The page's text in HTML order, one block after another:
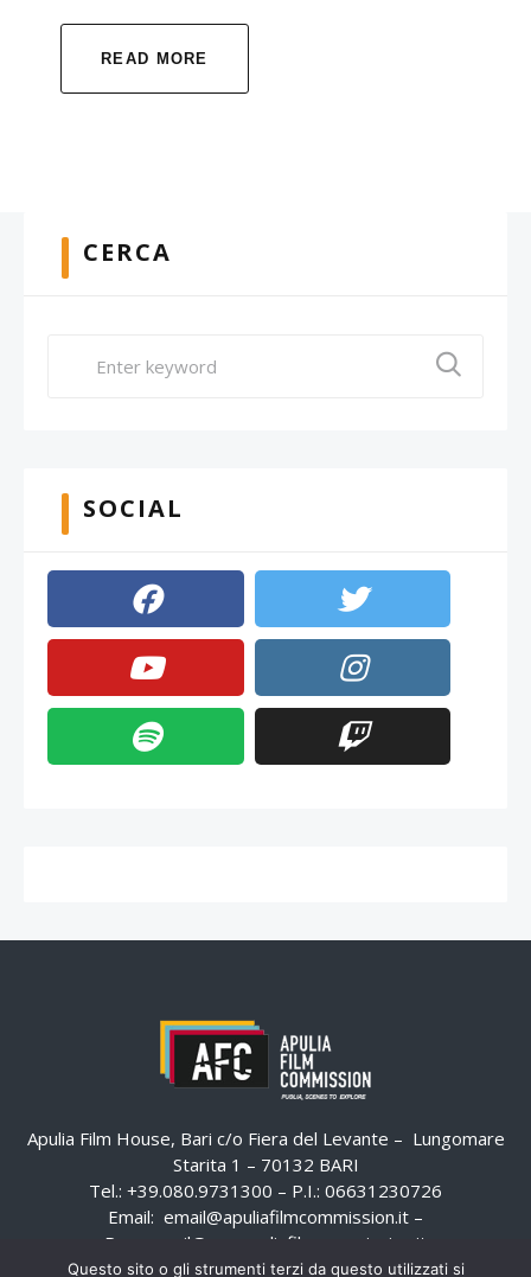
READ MORE
CERCA
SOCIAL
Apulia Film House, Bari c/o Fiera del Levante – Lungomare
Starita 1 – 70132 BARI
Tel.: +39.080.9731300 – P.I.: 06631230726
Email: email@apuliafilmcommission.it –
Pec:
email@pec.apuliafilmcommission.it
Questo sito o gli strumenti terzi da questo utilizzati si